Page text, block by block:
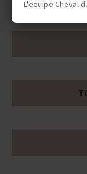
L'équipe Cheval